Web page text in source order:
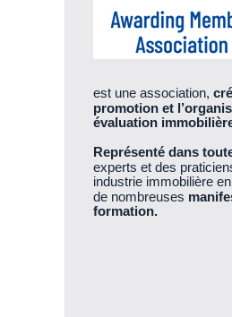
est une association,
promotion et
évaluation
Représenté dans
experts et des
industrie immobilière
de nombreuses
formation.